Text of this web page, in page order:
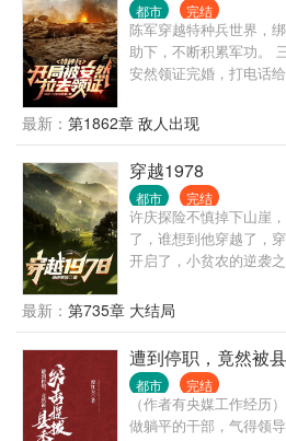
都市 完结
陈军穿越特种兵世界，
助下，不断积累军功。
安然领证完婚，打电话
最新： 第1862章 敌人出现
穿越1978
都市 完结
许庆探险不慎掉下山崖
了，谁想到他穿越了，
开启了，小贫农的逆袭之
最新： 第735章 大结局
遭到停职，竟然被
都市 完结
（作者有央媒工作经历
做躺平的干部，气得领